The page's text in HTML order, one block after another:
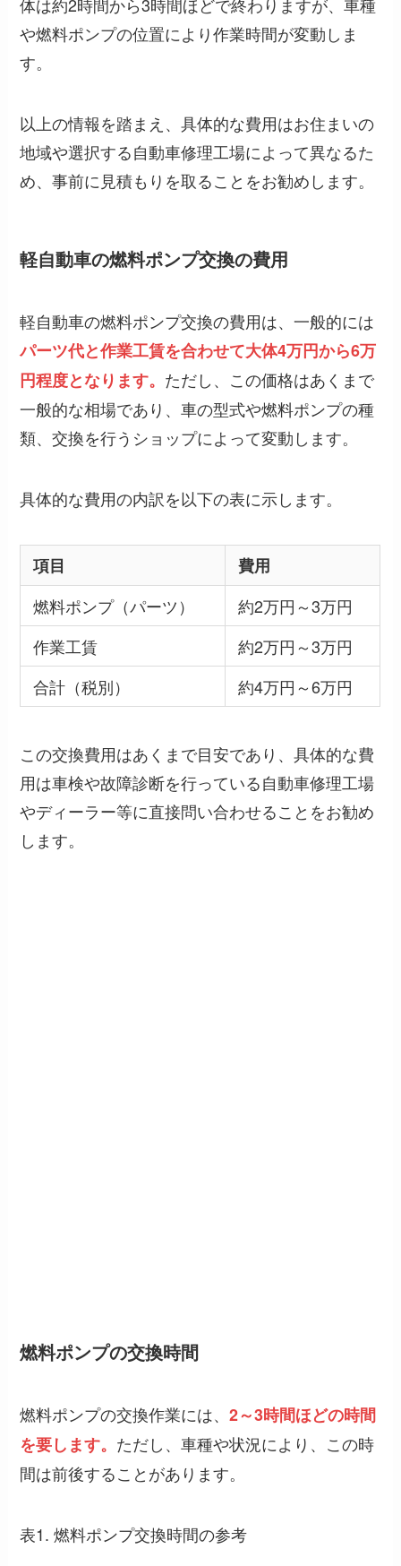
や燃料ポンプの位置により作業時間が変動しま
す。
以上の情報を踏まえ、具体的な費用はお住まいの
地域や選択する自動車修理工場によって異なるた
め、事前に見積もりを取ることをお勧めします。
軽自動車の燃料ポンプ交換の費用
軽自動車の燃料ポンプ交換の費用は、一般的には
パーツ代と作業工賃を合わせて大体4万円から6万
円程度となります。 ただし、この価格はあくまで
一般的な相場であり、車の型式や燃料ポンプの種
類、交換を行うショップによって変動します。
具体的な費用の内訳を以下の表に示します。
項目
費用
燃料ポンプ（パーツ）
約2万円～3万円
作業工賃
約2万円～3万円
合計（税別）
約4万円～6万円
この交換費用はあくまで目安であり、具体的な費
用は車検や故障診断を行っている自動車修理工場
やディーラー等に直接問い合わせることをお勧め
します。
燃料ポンプの交換時間
燃料ポンプの交換作業には、2～3時間ほどの時間
を要します。 ただし、車種や状況により、この時
間は前後することがあります。
表1. 燃料ポンプ交換時間の参考